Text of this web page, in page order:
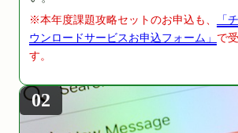
※本年度課題攻略セットのお申込も、
「
ウンロードサービスお申込フォーム」 で
す。
02